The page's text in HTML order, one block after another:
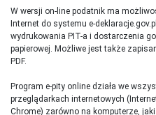
W wersji on-line podatnik ma
Internet do systemu e-
wydrukowania PIT-a i dostarczenia
papierowej. Możliwe jest także
PDF.
Program e-pity online działa we
przeglądarkach internetowych
Chrome) zarówno na komputerze,